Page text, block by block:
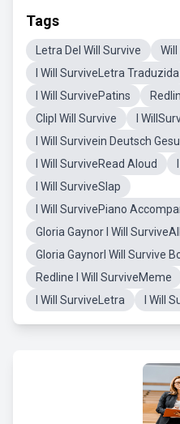
Tags
Letra DeI Will Survive
I Will SurviveLetra Traduzida
I Will SurvivePatins
ClipI Will Survive
I
I Will Survivein Deutsch
I Will SurviveRead Aloud
I Will SurviveSlap
I Will SurvivePiano
Gloria Gaynor I Will
Gloria GaynorI Will Survive
Redline I Will SurviveMeme
I Will SurviveLetra
I Will